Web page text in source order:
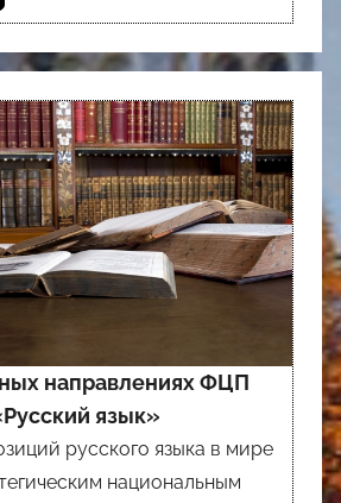
направлениях ФЦП
язык»
русского языка в мире
национальным